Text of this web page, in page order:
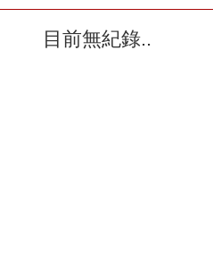
目前無紀錄..